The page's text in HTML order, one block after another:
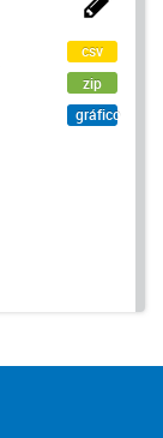
csv
zip
gráfico